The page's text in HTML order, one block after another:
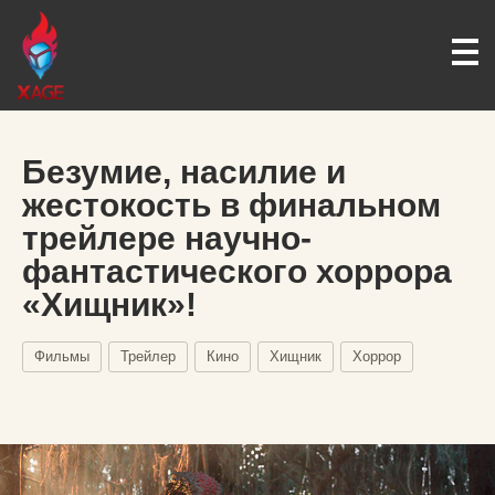
Безумие, насилие и
жестокость в финальном
трейлере научно-
фантастического хоррора
«Хищник»!
Фильмы Трейлер Кино Хищник Хоррор